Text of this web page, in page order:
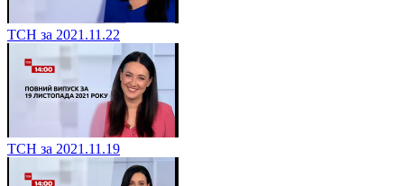
ТСН за 2021.11.22
ТСН за 2021.11.19